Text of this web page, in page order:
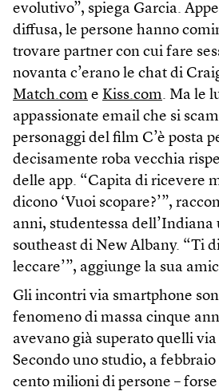
evolutivo”, spiega Garcia.
diffusa, le persone hanno
trovare partner con cui fare
novanta c’erano le chat di
Match.com e Kiss.com. Ma le
appassionate email che si
personaggi del film C’è posta
decisamente roba vecchia
delle app. “Capita di ricevere
dicono ‘Vuoi scopare?’”,
anni, studentessa dell’Indiana
southeast di New Albany. “Ti
leccare’”, aggiunge la sua
Gli incontri via smartphone
fenomeno di massa cinque
avevano già superato quelli
Secondo uno studio, a febbraio
cento milioni di persone –